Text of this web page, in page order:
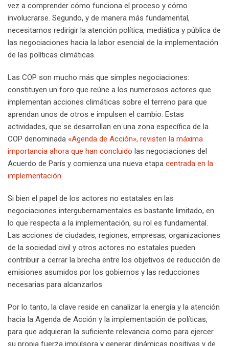
vez a comprender cómo funciona el proceso y cómo
involucrarse. Segundo, y de manera más fundamental,
necesitamos redirigir la atención política, mediática y pública de
las negociaciones hacia la labor esencial de la implementación
de las políticas climáticas.
Las COP son mucho más que simples negociaciones:
constituyen un foro que reúne a los numerosos actores que
implementan acciones climáticas sobre el terreno para que
aprendan unos de otros e impulsen el cambio. Estas
actividades, que se desarrollan en una zona específica de la
COP denominada «Agenda de Acción», revisten la máxima
importancia ahora que han concluido las negociaciones del
Acuerdo de París y comienza una nueva etapa centrada en la
implementación.
Si bien el papel de los actores no estatales en las
negociaciones intergubernamentales es bastante limitado, en
lo que respecta a la implementación, su rol es fundamental.
Las acciones de ciudades, regiones, empresas, organizaciones
de la sociedad civil y otros actores no estatales pueden
contribuir a cerrar la brecha entre los objetivos de reducción de
emisiones asumidos por los gobiernos y las reducciones
necesarias para alcanzarlos.
Por lo tanto, la clave reside en canalizar la energía y la atención
hacia la Agenda de Acción y la implementación de políticas,
para que adquieran la suficiente relevancia como para ejercer
su propia fuerza impulsora y generar dinámicas positivas y de